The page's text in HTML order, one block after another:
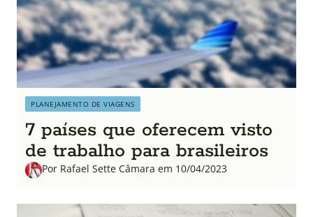
PLANEJAMENTO DE VIAGENS
7 países que oferecem visto
de trabalho para brasileiros
Por Rafael Sette Câmara em 10/04/2023